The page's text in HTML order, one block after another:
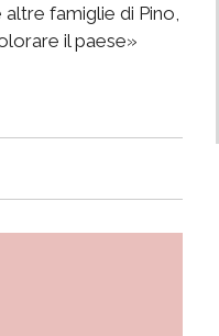
famiglie di Pino,
il paese»